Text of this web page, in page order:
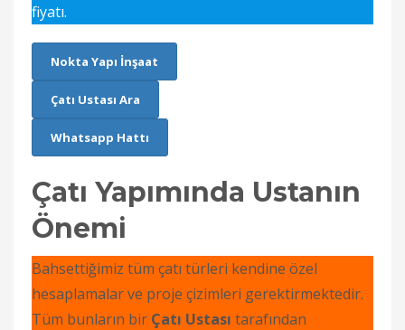
fiyatı.
Nokta Yapı İnşaat
Çatı Ustası Ara
Whatsapp Hattı
Çatı Yapımında Ustanın
Önemi
Bahsettiğimiz tüm çatı türleri kendine özel
hesaplamalar ve proje çizimleri gerektirmektedir.
Tüm bunların bir Çatı Ustası tarafından